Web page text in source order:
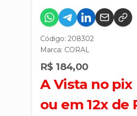
Código: 208302
Marca: CORAL
R$ 184,00
A Vista no pix
ou em 12x de